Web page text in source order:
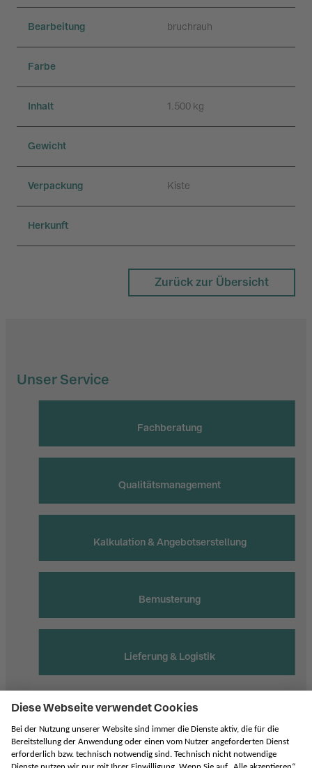
Bearbeitung bruchrauh
Farbe
Inhalt 1.500 kg
Gewicht
Verpackung Kiste
Herkunft
Zurück zur Übersicht
Unser Service
Fachberatung
Qualitätsmanagement
Kalkulation & Angebotserstellung
Bemusterung
Lieferung & Logistik